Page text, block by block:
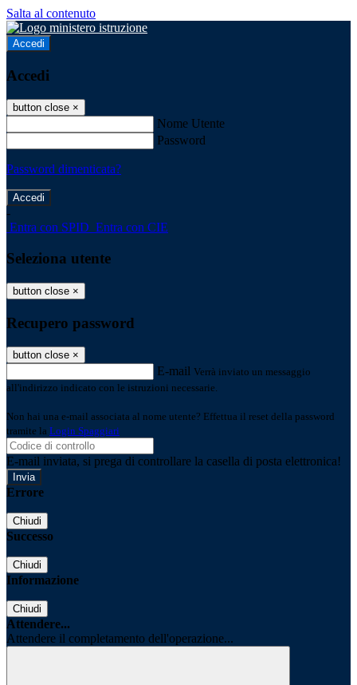
Salta al contenuto
Accedi
Accedi
button close ×
Nome Utente
Password
Password dimenticata?
-
Entra con SPID Entra con CIE
Seleziona utente
button close ×
Recupero password
button close ×
E-mail Verrà inviato un messaggio
all'indirizzo indicato con le istruzioni necessarie.
Non hai una e-mail associata al nome utente? Effettua il reset della password
tramite la Login Spaggiari
E-mail inviata, si prega di controllare la casella di posta elettronica!
Errore
Chiudi
Successo
Chiudi
Informazione
Chiudi
Attendere...
Attendere il completamento dell'operazione...